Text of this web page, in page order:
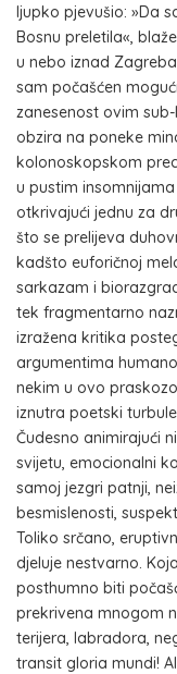
ljupko pjevušio: »Da
Bosnu preletila«,
u nebo iznad
sam počašćen
zanesenost ovim
obzira na poneke
kolonoskopskom
u pustim
otkrivajući jednu za
što se prelijeva
kadšto euforičnoj
sarkazam i
tek fragmentarno
izražena kritika
argumentima
nekim u ovo
iznutra poetski
Čudesno animirajući
svijetu, emocionalni
samoj jezgri patnji,
besmislenosti,
Toliko srčano,
djeluje nestvarno.
posthumno biti
prekrivena mnogom
terijera, labradora,
transit gloria mundi!